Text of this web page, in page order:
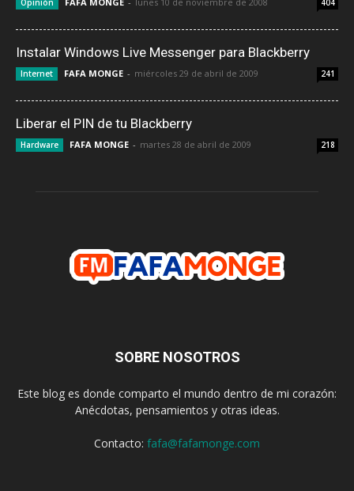
Opinión 404
Instalar Windows Live Messenger para Blackberry
Internet FAFA MONGE - miércoles 29 de abril de 2009 241
Liberar el PIN de tu Blackberry
Hardware FAFA MONGE - martes 28 de abril de 2009 218
SOBRE NOSOTROS
Este blog es donde comparto el mundo dentro de mi corazón:
Anécdotas, pensamientos y otras ideas.
Contacto: fafa@fafamonge.com